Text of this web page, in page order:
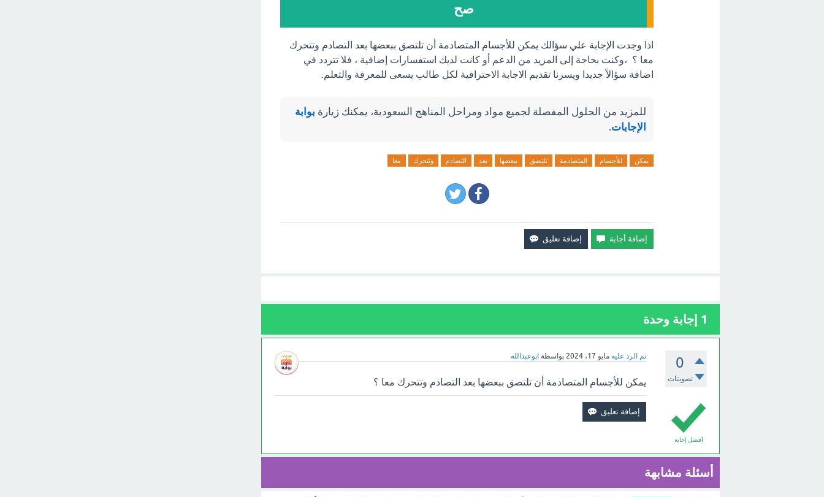
صح
اذا وجدت الإجابة علي سؤالك يمكن للأجسام المتصادمة أن تلتصق ببعضها بعد التصادم وتتحرك
معا ؟ ،وكنت بحاجة إلى المزيد من الدعم أو كانت لديك استفسارات إضافية ، فلا تتردد في
اضافة سؤالاً جديدا ويسرنا تقديم الاجابة الاحترافية لكل طالب يسعى للمعرفة والتعلم.
للمزيد من الحلول المفصلة لجميع مواد ومراحل المناهج السعودية، يمكنك زيارة بوابة
الإجابات.
يمكن للأجسام المتصادمة تلتصق ببعضها بعد التصادم وتتحرك معا
1 إجابة وحدة
0
تصويتات
تم الرد عليه مايو 17، 2024 بواسطة ابوعبدالله
أفضل إجابة
يمكن للأجسام المتصادمة أن تلتصق ببعضها بعد التصادم وتتحرك معا ؟
أسئلة مشابهة